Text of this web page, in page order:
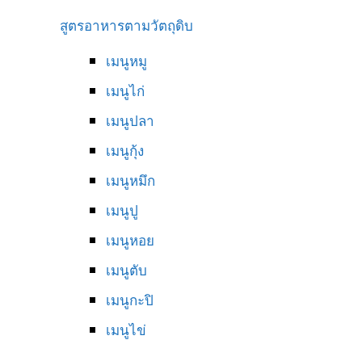
สูตรอาหารตามวัตถุดิบ
เมนูหมู
เมนูไก่
เมนูปลา
เมนูกุ้ง
เมนูหมึก
เมนูปู
เมนูหอย
เมนูตับ
เมนูกะปิ
เมนูไข่